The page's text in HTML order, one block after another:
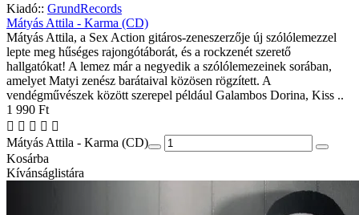
Kiadó:: GrundRecords
Mátyás Attila - Karma (CD)
Mátyás Attila, a Sex Action gitáros-zeneszerzője új szólólemezzel
lepte meg hűséges rajongótáborát, és a rockzenét szerető
hallgatókat! A lemez már a negyedik a szólólemezeinek sorában,
amelyet Matyi zenész barátaival közösen rögzített. A
vendégművészek között szerepel például Galambos Dorina, Kiss ..
1 990 Ft
Mátyás Attila - Karma (CD)
Kosárba
Kívánságlistára